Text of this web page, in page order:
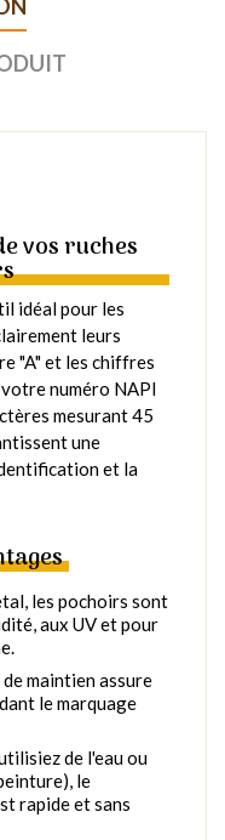
vos ruches
idéal pour les
leurs
"A" et les chiffres
numéro NAPI
mesurant 45
une
et la
les pochoirs sont
aux UV et pour
de maintien assure
le marquage
de l'eau ou
le
rapide et sans